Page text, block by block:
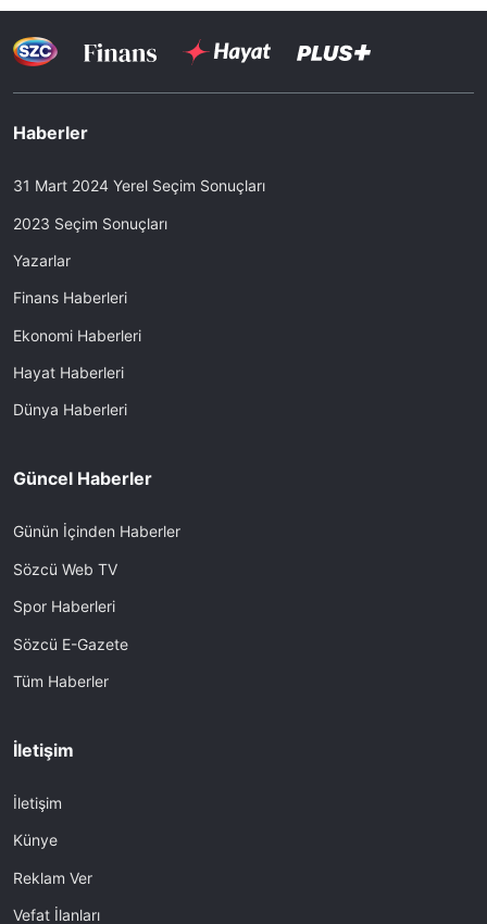
Haberler
31 Mart 2024 Yerel Seçim Sonuçları
2023 Seçim Sonuçları
Yazarlar
Finans Haberleri
Ekonomi Haberleri
Hayat Haberleri
Dünya Haberleri
Güncel Haberler
Günün İçinden Haberler
Sözcü Web TV
Spor Haberleri
Sözcü E-Gazete
Tüm Haberler
İletişim
İletişim
Künye
Reklam Ver
Vefat İlanları